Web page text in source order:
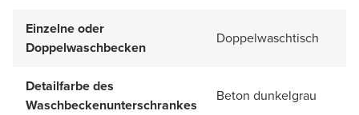
Einzelne oder
Doppelwaschbecken
Doppelwaschtisch
Detailfarbe des
Waschbeckenunterschrankes
Beton dunkelgrau